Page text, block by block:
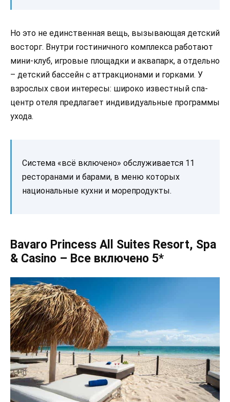
Но это не единственная вещь, вызывающая детский
восторг. Внутри гостиничного комплекса работают
мини-клуб, игровые площадки и аквапарк, а отдельно
– детский бассейн с аттракционами и горками. У
взрослых свои интересы: широко известный спа-
центр отеля предлагает индивидуальные программы
ухода.
Система «всё включено» обслуживается 11
ресторанами и барами, в меню которых
национальные кухни и морепродукты.
Bavaro Princess All Suites Resort, Spa
& Casino – Все включено 5*